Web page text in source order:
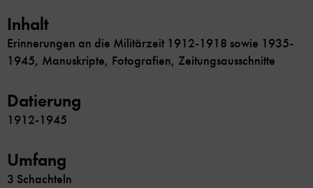
Inhalt
Erinnerungen an die Militärzeit 1912-1918 sowie 1935-
1945, Manuskripte, Fotografien, Zeitungsausschnitte
Datierung
1912-1945
Umfang
3 Schachteln